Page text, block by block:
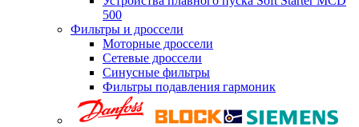
500
Фильтры и дроссели
Моторные дроссели
Сетевые дроссели
Синусные фильтры
Фильтры подавления гармоник